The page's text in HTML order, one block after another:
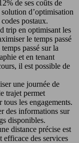
de ses coûts de
d’optimisation
postaux.
trip en optimisant les
le temps passé
passé sur la
et en tenant
il est possible de
une journée de
trajet permet
les engagements.
des informations sur
disponibles.
distance précise est
des services